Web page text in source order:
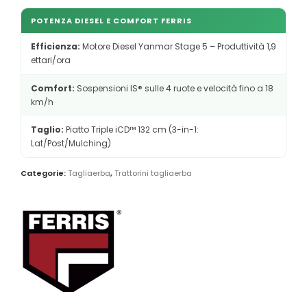
POTENZA DIESEL E COMFORT FERRIS
Efficienza: Motore Diesel Yanmar Stage 5 – Produttività 1,9
ettari/ora
Comfort: Sospensioni IS® sulle 4 ruote e velocità fino a 18
km/h
Taglio: Piatto Triple iCD™ 132 cm (3-in-1:
Lat/Post/Mulching)
Categorie:Tagliaerba,Trattorini tagliaerba